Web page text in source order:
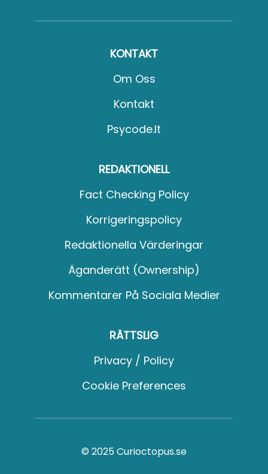
KONTAKT
Om Oss
Kontakt
Psycode.it
REDAKTIONELL
Fact Checking Policy
Korrigeringspolicy
Redaktionella Värderingar
Äganderätt (Ownership)
Kommentarer På Sociala Medier
RÄTTSLIG
Privacy / Policy
Cookie Preferences
© 2025 Curioctopus.se